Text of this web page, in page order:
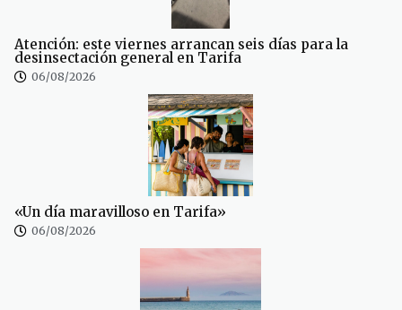
Atención: este viernes arrancan seis días para la
desinsectación general en Tarifa
06/08/2026
«Un día maravilloso en Tarifa»
06/08/2026